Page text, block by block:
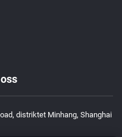
distriktet Minhang, Shanghai